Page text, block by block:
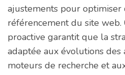
ajustements pour
référencement du site web.
proactive garantit que la
adaptée aux évolutions
moteurs de recherche et